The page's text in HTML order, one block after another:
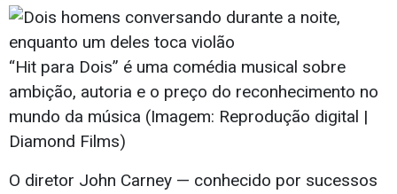
“Hit para Dois” é uma comédia musical sobre
ambição, autoria e o preço do reconhecimento no
mundo da música (Imagem: Reprodução digital |
Diamond Films)
O diretor John Carney — conhecido por sucessos